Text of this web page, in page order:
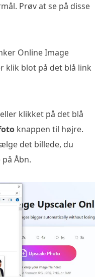
Prøv at se på disse
Online Image
klik blot på det blå link
klikket på det blå
knappen til højre.
det billede, du
Åbn.